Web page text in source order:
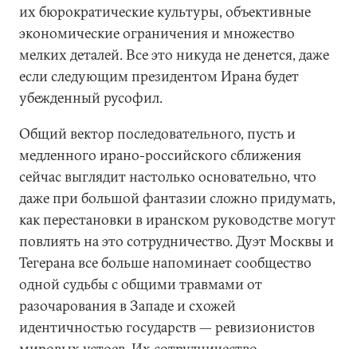
их бюрократические культуры, объективные
экономические ограничения и множество
мелких деталей. Все это никуда не денется, даже
если следующим президентом Ирана будет
убежденный русофил.
Общий вектор последовательного, пусть и
медленного ирано-российского сближения
сейчас выглядит настолько основательно, что
даже при большой фантазии сложно придумать,
как перестановки в иранском руководстве могут
повлиять на это сотрудничество. Дуэт Москвы и
Тегерана все больше напоминает сообщество
одной судьбы с общими травмами от
разочарования в Западе и схожей
идентичностью государств — ревизионистов